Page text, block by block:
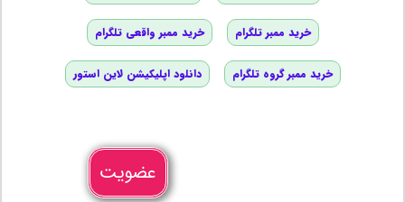
خرید ممبر تلگرام خرید ممبر واقعی تلگرام
خرید ممبر گروه تلگرام دانلود اپلیکیشن لاین استور
عضویت